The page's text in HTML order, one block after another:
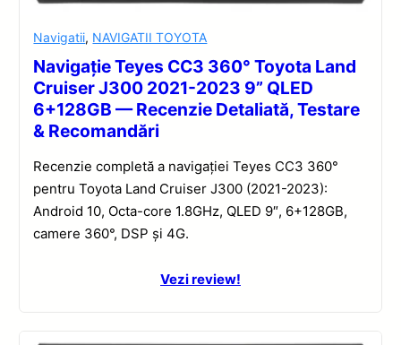
Navigatii, NAVIGATII TOYOTA
Navigație Teyes CC3 360° Toyota Land
Cruiser J300 2021-2023 9” QLED
6+128GB — Recenzie Detaliată, Testare
& Recomandări
Recenzie completă a navigației Teyes CC3 360°
pentru Toyota Land Cruiser J300 (2021-2023):
Android 10, Octa-core 1.8GHz, QLED 9″, 6+128GB,
camere 360°, DSP și 4G.
Vezi review!